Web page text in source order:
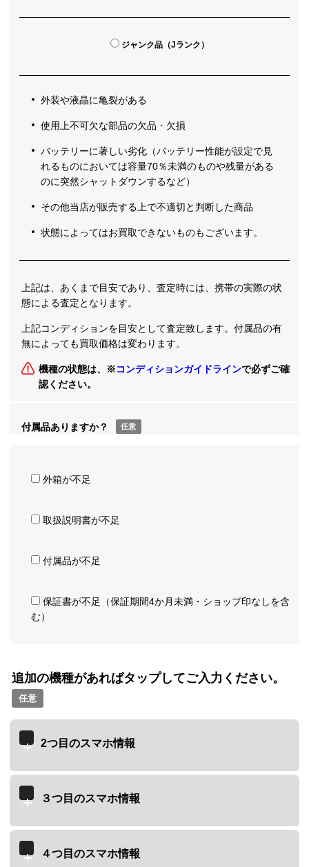
ジャンク品（Jランク）
外装や液晶に亀裂がある
使用上不可欠な部品の欠品・欠損
バッテリーに著しい劣化（バッテリー性能が設定で見
れるものにおいては容量70％未満のものや残量がある
のに突然シャットダウンするなど）
その他当店が販売する上で不適切と判断した商品
状態によってはお買取できないものもございます。
上記は、あくまで目安であり、査定時には、携帯の実際の状
態による査定となります。
上記コンディションを目安として査定致します。付属品の有
無によっても買取価格は変わります。
機種の状態は、※コンディションガイドラインで必ずご確
認ください。
付属品ありますか？ 任意
外箱が不足
取扱説明書が不足
付属品が不足
保証書が不足（保証期間4か月未満・ショップ印なしを含
む）
追加の機種があればタップしてご入力ください。
任意
2つ目のスマホ情報
３つ目のスマホ情報
４つ目のスマホ情報